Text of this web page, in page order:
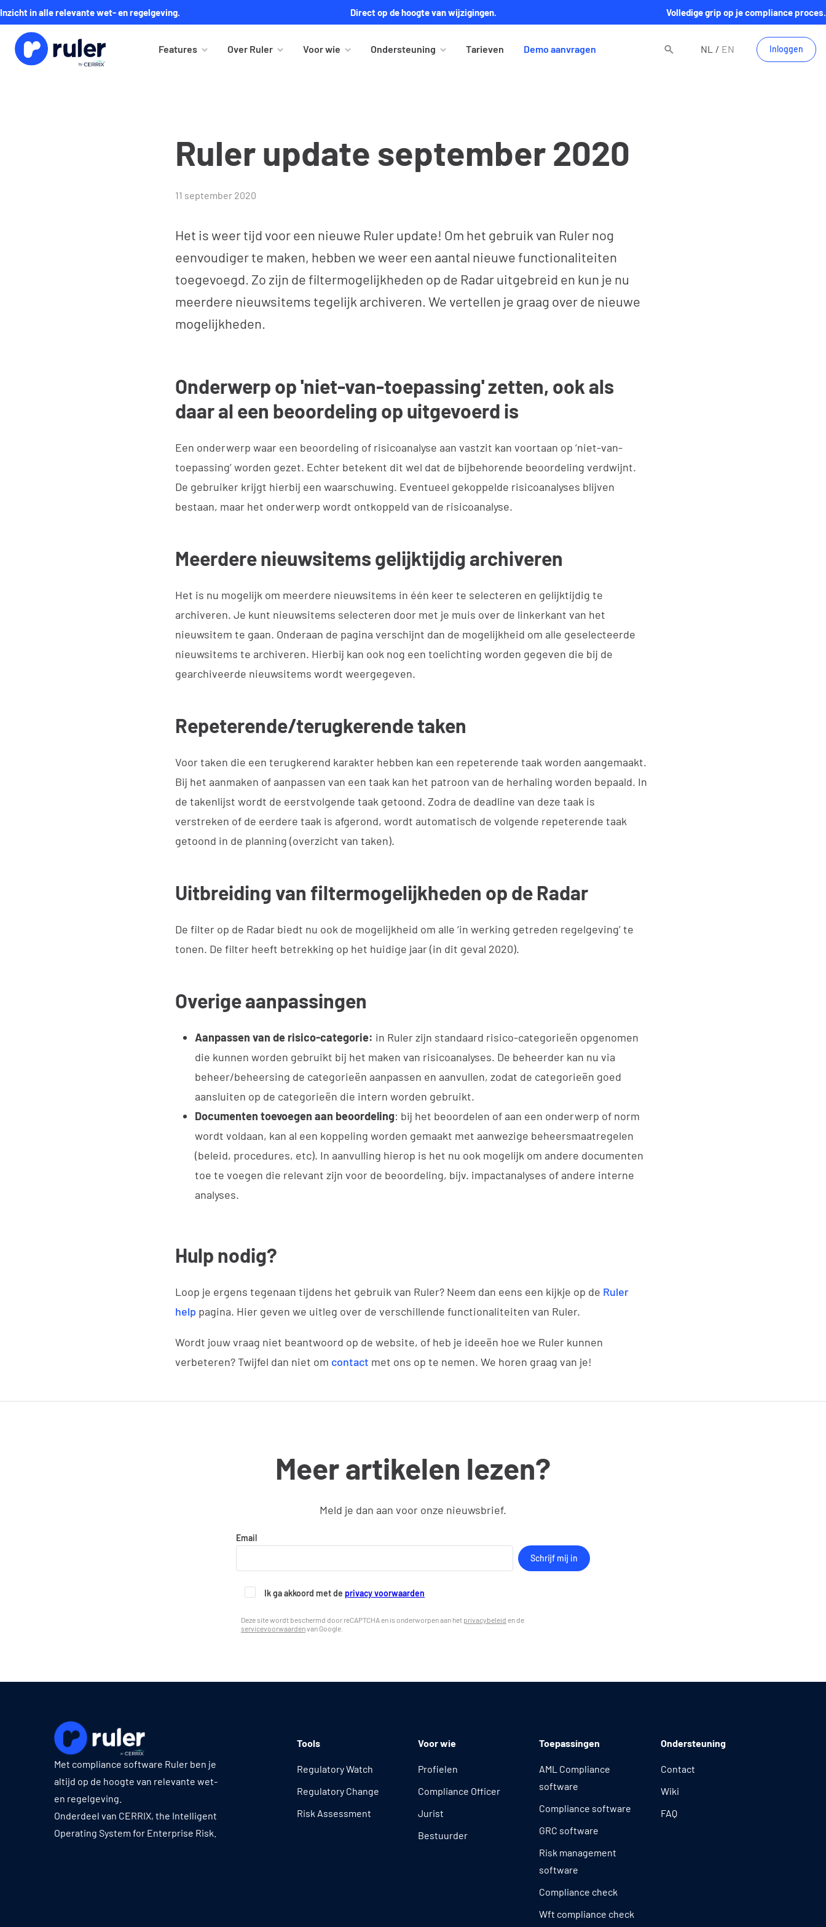
Inzicht in alle relevante wet- en regelgeving. Direct op de hoogte van wijzigingen. Volledige grip op je compliance proces.
Features Over Ruler Voor wie Ondersteuning Tarieven Demo aanvragen NL EN Inloggen
Ruler update september 2020
11 september 2020
Het is weer tijd voor een nieuwe Ruler update! Om het gebruik van Ruler nog
eenvoudiger te maken, hebben we weer een aantal nieuwe functionaliteiten
toegevoegd. Zo zijn de filtermogelijkheden op de Radar uitgebreid en kun je nu
meerdere nieuwsitems tegelijk archiveren. We vertellen je graag over de nieuwe
mogelijkheden.
Onderwerp op 'niet-van-toepassing' zetten, ook als
daar al een beoordeling op uitgevoerd is
Een onderwerp waar een beoordeling of risicoanalyse aan vastzit kan voortaan op ‘niet-van-
toepassing’ worden gezet. Echter betekent dit wel dat de bijbehorende beoordeling verdwijnt.
De gebruiker krijgt hierbij een waarschuwing. Eventueel gekoppelde risicoanalyses blijven
bestaan, maar het onderwerp wordt ontkoppeld van de risicoanalyse.
Meerdere nieuwsitems gelijktijdig archiveren
Het is nu mogelijk om meerdere nieuwsitems in één keer te selecteren en gelijktijdig te
archiveren. Je kunt nieuwsitems selecteren door met je muis over de linkerkant van het
nieuwsitem te gaan. Onderaan de pagina verschijnt dan de mogelijkheid om alle geselecteerde
nieuwsitems te archiveren. Hierbij kan ook nog een toelichting worden gegeven die bij de
gearchiveerde nieuwsitems wordt weergegeven.
Repeterende/terugkerende taken
Voor taken die een terugkerend karakter hebben kan een repeterende taak worden aangemaakt.
Bij het aanmaken of aanpassen van een taak kan het patroon van de herhaling worden bepaald. In
de takenlijst wordt de eerstvolgende taak getoond. Zodra de deadline van deze taak is
verstreken of de eerdere taak is afgerond, wordt automatisch de volgende repeterende taak
getoond in de planning (overzicht van taken).
Uitbreiding van filtermogelijkheden op de Radar
De filter op de Radar biedt nu ook de mogelijkheid om alle ‘in werking getreden regelgeving’ te
tonen. De filter heeft betrekking op het huidige jaar (in dit geval 2020).
Overige aanpassingen
Aanpassen van de risico-categorie: in Ruler zijn standaard risico-categorieën opgenomen
die kunnen worden gebruikt bij het maken van risicoanalyses. De beheerder kan nu via
beheer/beheersing de categorieën aanpassen en aanvullen, zodat de categorieën goed
aansluiten op de categorieën die intern worden gebruikt.
Documenten toevoegen aan beoordeling: bij het beoordelen of aan een onderwerp of norm
wordt voldaan, kan al een koppeling worden gemaakt met aanwezige beheersmaatregelen
(beleid, procedures, etc). In aanvulling hierop is het nu ook mogelijk om andere documenten
toe te voegen die relevant zijn voor de beoordeling, bijv. impactanalyses of andere interne
analyses.
Hulp nodig?
Loop je ergens tegenaan tijdens het gebruik van Ruler? Neem dan eens een kijkje op de Ruler
help pagina. Hier geven we uitleg over de verschillende functionaliteiten van Ruler.
Wordt jouw vraag niet beantwoord op de website, of heb je ideeën hoe we Ruler kunnen
verbeteren? Twijfel dan niet om contact met ons op te nemen. We horen graag van je!
Meer artikelen lezen?
Meld je dan aan voor onze nieuwsbrief.
Email
Ik ga akkoord met de privacy voorwaarden
Deze site wordt beschermd door reCAPTCHA en is onderworpen aan het privacybeleid en de
servicevoorwaardenvan Google.
Met compliance software Ruler ben je
altijd op de hoogte van relevante wet-
en regelgeving.
Onderdeel van CERRIX, the Intelligent
Operating System for Enterprise Risk.
Tools
Regulatory Watch
Regulatory Change
Risk Assessment
Voor wie
Profielen
Compliance Officer
Jurist
Bestuurder
Toepassingen
AML Compliance
software
Compliance software
GRC software
Risk management
software
Compliance check
Wft compliance check
Ondersteuning
Contact
Wiki
FAQ